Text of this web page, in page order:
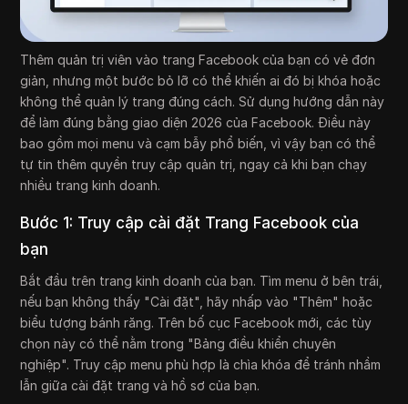
Thêm quản trị viên vào trang Facebook của bạn có vẻ đơn
giản, nhưng một bước bỏ lỡ có thể khiến ai đó bị khóa hoặc
không thể quản lý trang đúng cách. Sử dụng hướng dẫn này
để làm đúng bằng giao diện 2026 của Facebook. Điều này
bao gồm mọi menu và cạm bẫy phổ biến, vì vậy bạn có thể
tự tin thêm quyền truy cập quản trị, ngay cả khi bạn chạy
nhiều trang kinh doanh.
Bước 1: Truy cập cài đặt Trang Facebook của
bạn
Bắt đầu trên trang kinh doanh của bạn. Tìm menu ở bên trái,
nếu bạn không thấy "Cài đặt", hãy nhấp vào "Thêm" hoặc
biểu tượng bánh răng. Trên bố cục Facebook mới, các tùy
chọn này có thể nằm trong "Bảng điều khiển chuyên
nghiệp". Truy cập menu phù hợp là chìa khóa để tránh nhầm
lẫn giữa cài đặt trang và hồ sơ của bạn.